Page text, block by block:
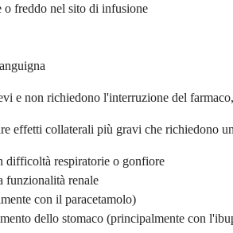
o freddo nel sito di infusione
e non richiedono l'interruzione del
effetti collaterali più gravi che richiedono
difficoltà respiratorie o gonfiore
funzionalità renale
con il paracetamolo)
dello stomaco (principalmente con